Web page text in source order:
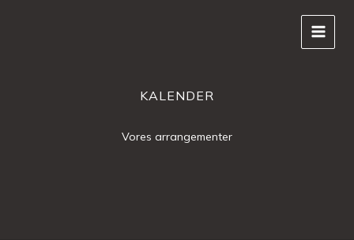
KALENDER
Vores arrangementer